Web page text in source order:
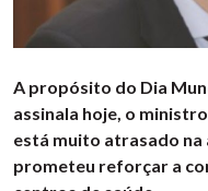
A propósito do Dia
assinala hoje, o
está muito atrasado na
prometeu reforçar a